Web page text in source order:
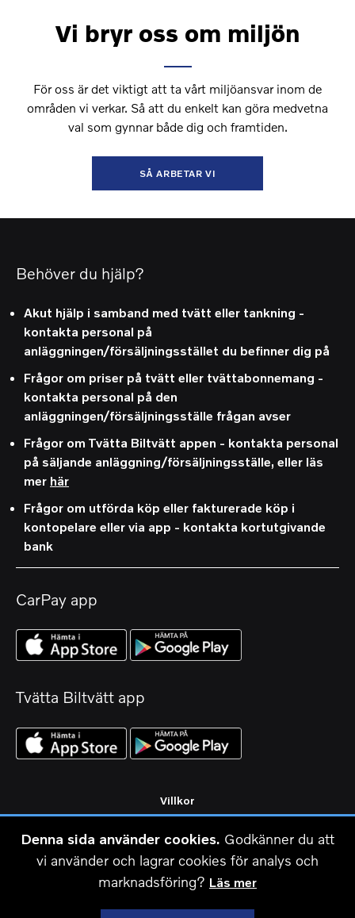
Vi bryr oss om miljön
För oss är det viktigt att ta vårt miljöansvar inom de
områden vi verkar. Så att du enkelt kan göra medvetna
val som gynnar både dig och framtiden.
SÅ ARBETAR VI
Behöver du hjälp?
Akut hjälp i samband med tvätt eller tankning -
kontakta personal på
anläggningen/försäljningsstället du befinner dig på
Frågor om priser på tvätt eller tvättabonnemang -
kontakta personal på den
anläggningen/försäljningsställe frågan avser
Frågor om Tvätta Biltvätt appen - kontakta personal
på säljande anläggning/försäljningsställe, eller läs
mer här
Frågor om utförda köp eller fakturerade köp i
kontopelare eller via app - kontakta kortutgivande
bank
CarPay app
Tvätta Biltvätt app
Villkor
Om oss
Denna sida använder cookies. Godkänner du att
vi använder och lagrar cookies för analys och
marknadsföring? Läs mer